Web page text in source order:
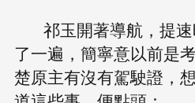
祁玉開著導航，提
了一遍，簡寧意以前是
楚原主有沒有駕駛證，